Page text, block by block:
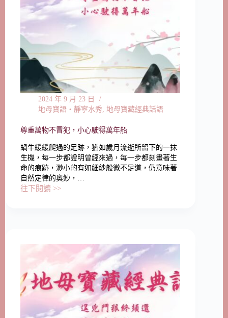
2024 年 9 月 23 日
地母寶語‧靜寧水秀 地母寶藏經典話語
尊重萬物不冒犯，小心駛得萬年船
蝸牛緩緩爬過的足跡，猶如歲月流逝所留下的一抹
生機，每一步都證明曾經來過，每一步都刻畫著生
命的痕跡，渺小的有如細紗般微不足道，仍意味著
自然定律的奧妙，…
往下閱讀 >>